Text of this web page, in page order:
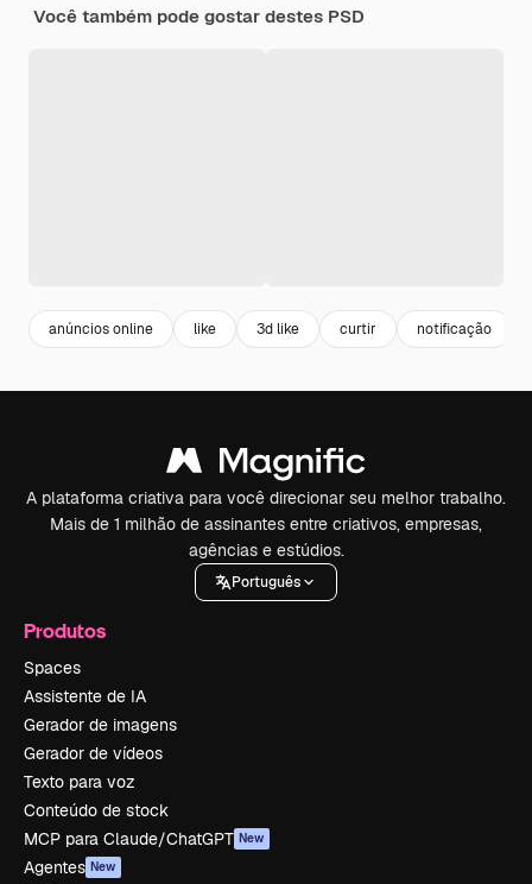
Você também pode gostar destes PSD
anúncios online like 3d like curtir notificação
A plataforma criativa para você direcionar seu melhor trabalho.
Mais de 1 milhão de assinantes entre criativos, empresas,
agências e estúdios.
Português
Produtos
Spaces
Assistente de IA
Gerador de imagens
Gerador de vídeos
Texto para voz
Conteúdo de stock
MCP para Claude/ChatGPT New
Agentes New